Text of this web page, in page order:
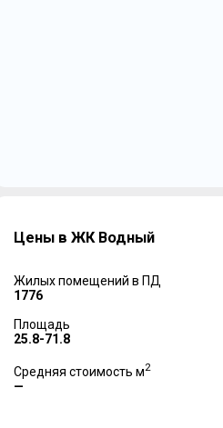
Цены в ЖК Водный
Жилых помещений в ПД
1776
Площадь
25.8-71.8
Средняя стоимость м2
—